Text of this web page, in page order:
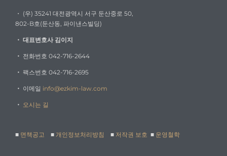
・ (우) 35241 대전광역시 서구 둔산중로 50,
802-B호(둔산동, 파이낸스빌딩)
・ 대표변호사 김이지
・ 전화번호 042-716-2644
・ 팩스번호 042-716-2695
・ 이메일 info@ezkim-law.com
・ 오시는 길
■ 면책공고 ■ 개인정보처리방침 ■ 저작권 보호 ■ 운영철학